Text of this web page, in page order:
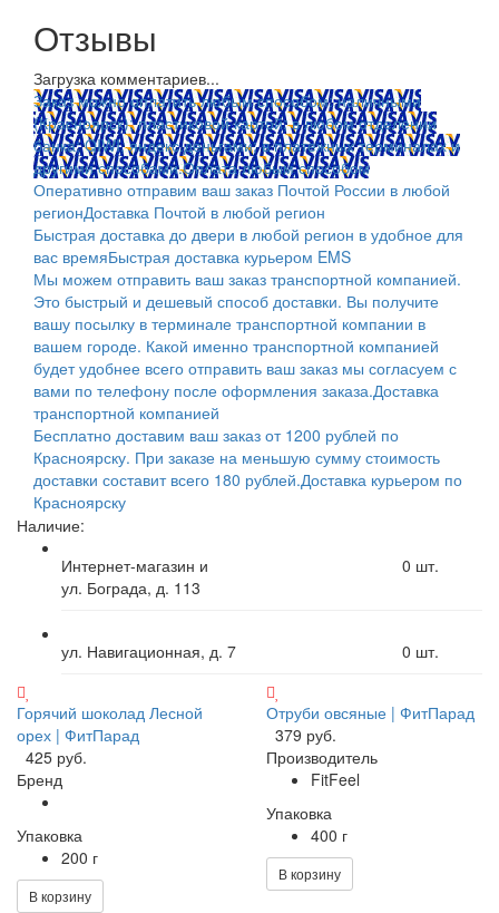
Отзывы
Загрузка комментариев...
Заказ можно оплатить любым способом: наличными
(Красноярск); пластиковой картой; в любом отделении
банка; QIWI, яндекс.деньгами; в платежных терминалах и
другими способами.Оплата любым способом
Оперативно отправим ваш заказ Почтой России в любой
регионДоставка Почтой в любой регион
Быстрая доставка до двери в любой регион в удобное для
вас времяБыстрая доставка курьером EMS
Мы можем отправить ваш заказ транспортной компанией.
Это быстрый и дешевый способ доставки. Вы получите
вашу посылку в терминале транспортной компании в
вашем городе. Какой именно транспортной компанией
будет удобнее всего отправить ваш заказ мы согласуем с
вами по телефону после оформления заказа.Доставка
транспортной компанией
Бесплатно доставим ваш заказ от 1200 рублей по
Красноярску. При заказе на меньшую сумму стоимость
доставки составит всего 180 рублей.Доставка курьером по
Красноярску
Наличие:
Интернет-магазин и
ул. Бограда, д. 113
0 шт.
ул. Навигационная, д. 7 0 шт.
Горячий шоколад Лесной
орех | ФитПарад
425 руб.
Бренд
Упаковка
200 г
В корзину
Отруби овсяные | ФитПарад
379 руб.
Производитель
FitFeel
Упаковка
400 г
В корзину